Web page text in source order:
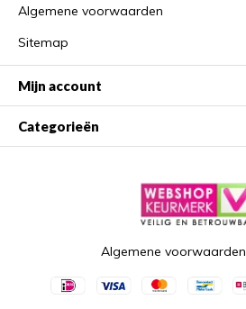
Algemene voorwaarden
Sitemap
Mijn account
Categorieën
Algemene voorwaarden